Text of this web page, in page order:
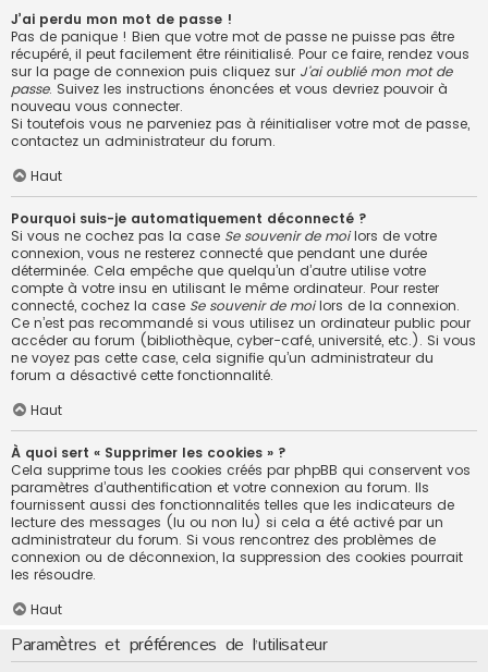
J’ai perdu mon mot de passe !
Pas de panique ! Bien que votre mot de passe ne puisse pas être
récupéré, il peut facilement être réinitialisé. Pour ce faire, rendez vous
sur la page de connexion puis cliquez sur J’ai oublié mon mot de
passe. Suivez les instructions énoncées et vous devriez pouvoir à
nouveau vous connecter.
Si toutefois vous ne parveniez pas à réinitialiser votre mot de passe,
contactez un administrateur du forum.
Haut
Pourquoi suis-je automatiquement déconnecté ?
Si vous ne cochez pas la case Se souvenir de moilors de votre
connexion, vous ne resterez connecté que pendant une durée
déterminée. Cela empêche que quelqu’un d’autre utilise votre
compte à votre insu en utilisant le même ordinateur. Pour rester
connecté, cochez la case Se souvenir de moilors de la connexion.
Ce n’est pas recommandé si vous utilisez un ordinateur public pour
accéder au forum (bibliothèque, cyber-café, université, etc.). Si vous
ne voyez pas cette case, cela signifie qu’un administrateur du
forum a désactivé cette fonctionnalité.
Haut
À quoi sert « Supprimer les cookies » ?
Cela supprime tous les cookies créés par phpBB qui conservent vos
paramètres d’authentification et votre connexion au forum. Ils
fournissent aussi des fonctionnalités telles que les indicateurs de
lecture des messages (lu ou non lu) si cela a été activé par un
administrateur du forum. Si vous rencontrez des problèmes de
connexion ou de déconnexion, la suppression des cookies pourrait
les résoudre.
Haut
Paramètres et préférences de l’utilisateur